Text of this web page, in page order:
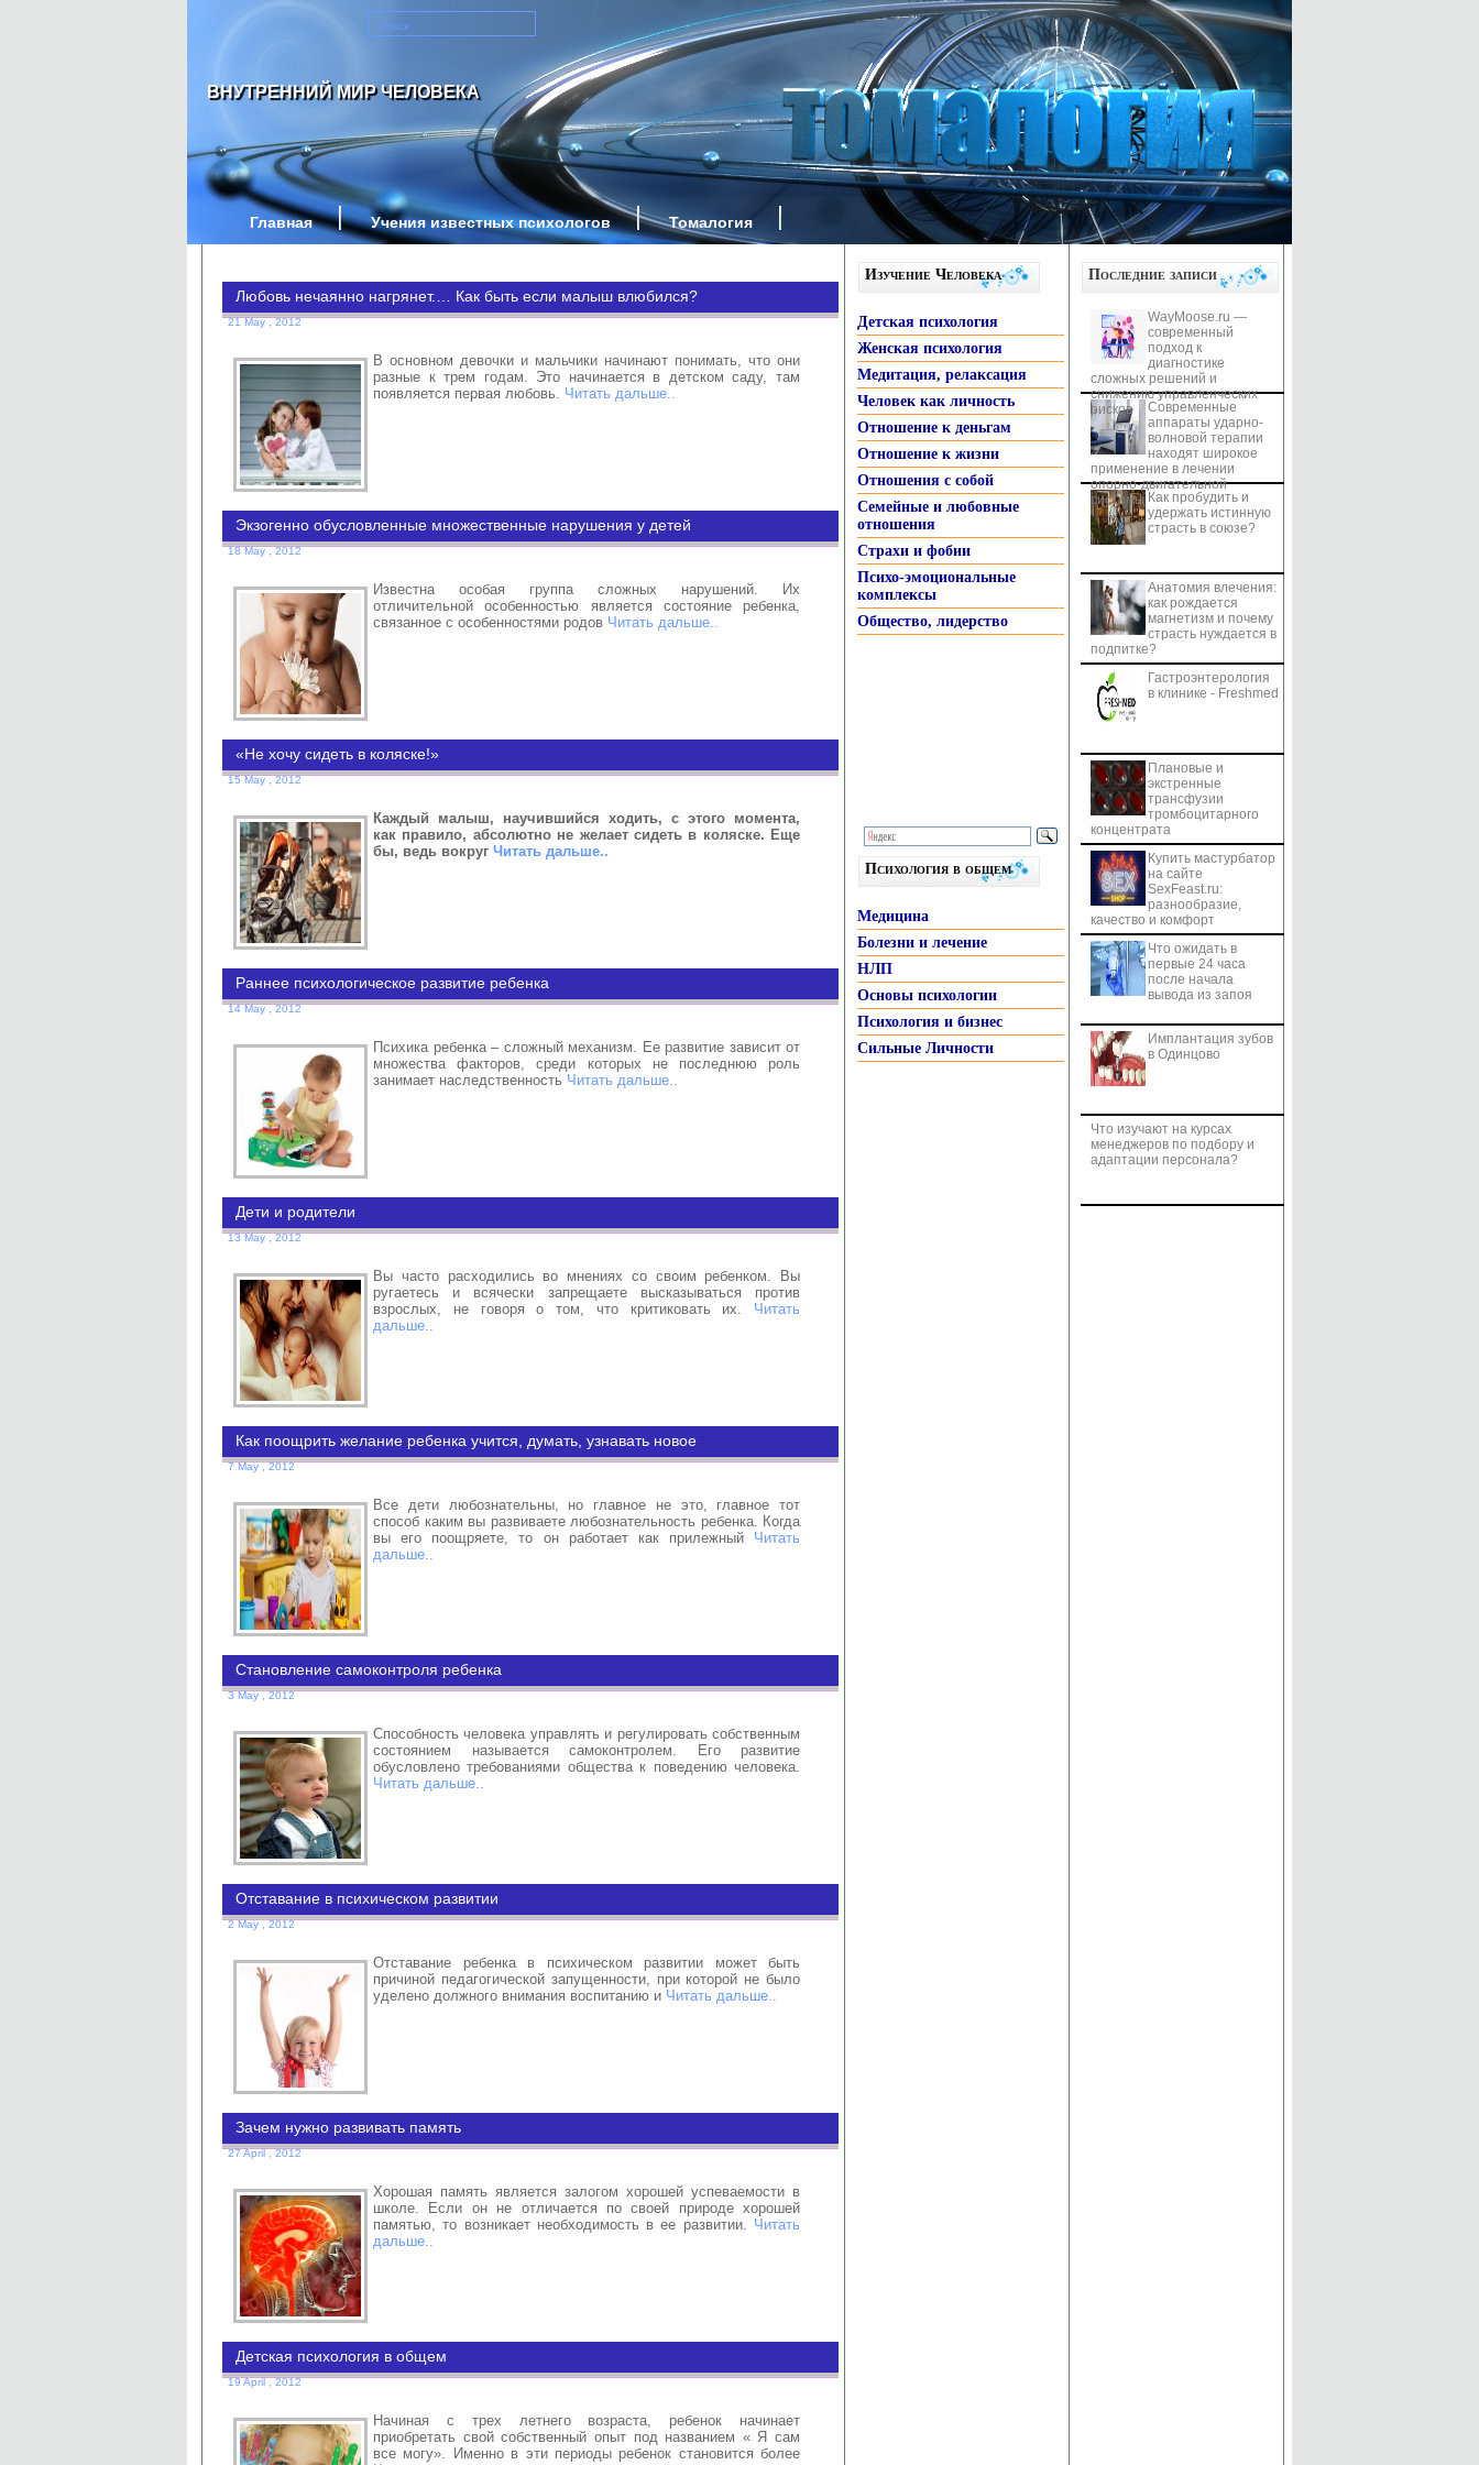
ВНУТРЕННИЙ МИР ЧЕЛОВЕКА
Главная Учения известных психологов Томалогия
Любовь нечаянно нагрянет.… Как быть если малыш влюбился?
21 May , 2012
В основном девочки и мальчики начинают понимать, что они
разные к трем годам. Это начинается в детском саду, там
появляется первая любовь. Читать дальше..
Экзогенно обусловленные множественные нарушения у детей
18 May , 2012
Известна особая группа сложных нарушений. Их
отличительной особенностью является состояние ребенка,
связанное с особенностями родов Читать дальше..
«Не хочу сидеть в коляске!»
15 May , 2012
Каждый малыш, научившийся ходить, с этого момента,
как правило, абсолютно не желает сидеть в коляске. Еще
бы, ведь вокруг Читать дальше..
Раннее психологическое развитие ребенка
14 May , 2012
Психика ребенка – сложный механизм. Ее развитие зависит от
множества факторов, среди которых не последнюю роль
занимает наследственность Читать дальше..
Дети и родители
13 May , 2012
Вы часто расходились во мнениях со своим ребенком. Вы
ругаетесь и всячески запрещаете высказываться против
взрослых, не говоря о том, что критиковать их. Читать
дальше..
Как поощрить желание ребенка учится, думать, узнавать новое
7 May , 2012
Все дети любознательны, но главное не это, главное тот
способ каким вы развиваете любознательность ребенка. Когда
вы его поощряете, то он работает как прилежный Читать
дальше..
Становление самоконтроля ребенка
3 May , 2012
Способность человека управлять и регулировать собственным
состоянием называется самоконтролем. Его развитие
обусловлено требованиями общества к поведению человека.
Читать дальше..
Отставание в психическом развитии
2 May , 2012
Отставание ребенка в психическом развитии может быть
причиной педагогической запущенности, при которой не было
уделено должного внимания воспитанию и Читать дальше..
Зачем нужно развивать память
27 April , 2012
Хорошая память является залогом хорошей успеваемости в
школе. Если он не отличается по своей природе хорошей
памятью, то возникает необходимость в ее развитии. Читать
дальше..
Детская психология в общем
19 April , 2012
Начиная с трех летнего возраста, ребенок начинает
приобретать свой собственный опыт под названием « Я сам
все могу». Именно в эти периоды ребенок становится более
Изучение Человека
Детская психология
Женская психология
Медитация, релаксация
Человек как личность
Отношение к деньгам
Отношение к жизни
Отношения с собой
Семейные и любовные
отношения
Страхи и фобии
Психо-эмоциональные
комплексы
Общество, лидерство
Психология в общем
Медицина
Болезни и лечение
НЛП
Основы психологии
Психология и бизнес
Сильные Личности
Последние записи
WayMoose.ru —
современный
подход к
диагностике
сложных решений и
снижению управленческих
рисков
Современные
аппараты ударно-
волновой терапии
находят широкое
применение в лечении
опорно-двигательной
системы Как пробудить и
удержать истинную
страсть в союзе?
Анатомия влечения:
как рождается
магнетизм и почему
страсть нуждается в
подпитке?
Гастроэнтерология
в клинике - Freshmed
Плановые и
экстренные
трансфузии
тромбоцитарного
концентрата
Купить мастурбатор
на сайте
SexFeast.ru:
разнообразие,
качество и комфорт
Что ожидать в
первые 24 часа
после начала
вывода из запоя
Имплантация зубов
в Одинцово
Что изучают на курсах
менеджеров по подбору и
адаптации персонала?